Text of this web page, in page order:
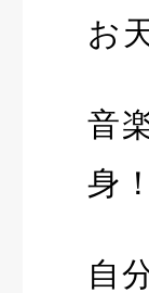
お
音
身！
自